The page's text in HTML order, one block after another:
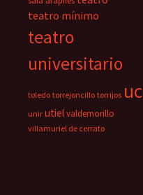
teatro mínimo
teatro
universitario
toledo torrejoncillo torrijos
unir utielvaldemorillo
villamuriel de cerrato